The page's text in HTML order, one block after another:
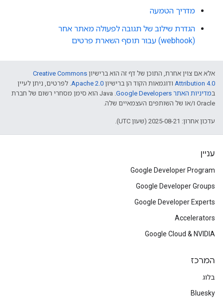
מדריך הטמעה
הגדרת שילוב של תגובה לפעולה מאתר אחר
(webhook) עבור תוסף השארת פרטים
אלא אם צוין אחרת, התוכן של דף זה הוא ברישיון Creative Commons
Attribution 4.0 ודוגמאות הקוד הן ברישיון Apache 2.0 . לפרטים, ניתן לעיין
במדיניות האתר Google Developers‏
.‏ Java הוא סימן מסחרי רשום של חברת
Oracle ו/או של השותפים העצמאיים שלה.
עדכון אחרון: 2025-08-21 (שעון UTC).
עניין
Google Developer Program
Google Developer Groups
Google Developer Experts
Accelerators
Google Cloud & NVIDIA
המרכז
בלוג
Bluesky